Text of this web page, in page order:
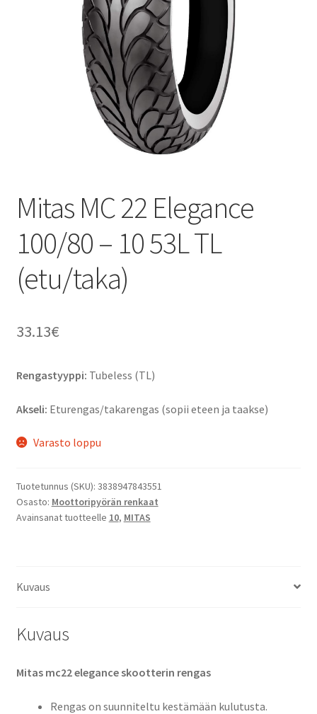
Mitas MC 22 Elegance
100/80 – 10 53L TL
(etu/taka)
33.13€
Rengastyyppi: Tubeless (TL)
Akseli: Eturengas/takarengas (sopii eteen ja taakse)
Varasto loppu
Tuotetunnus (SKU): 3838947843551
Osasto: Moottoripyörän renkaat
Avainsanat tuotteelle 10, MITAS
Kuvaus
Kuvaus
Mitas mc22 elegance skootterin rengas
Rengas on suunniteltu kestämään kulutusta.